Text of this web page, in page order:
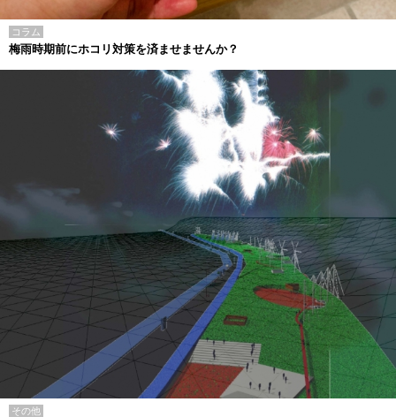
コラム
梅雨時期前にホコリ対策を済ませませんか？
その他